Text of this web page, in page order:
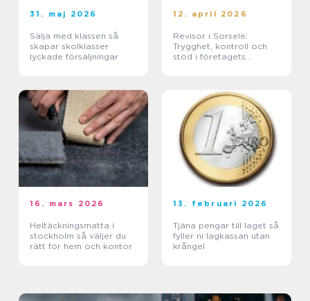
31. maj 2026
Sälja med klassen så
skapar skolklasser
lyckade försäljningar
12. april 2026
Revisor i Sorsele:
Trygghet, kontroll och
stöd i företagets
16. mars 2026
Heltäckningsmatta i
stockholm så väljer du
rätt för hem och kontor
13. februari 2026
Tjäna pengar till laget så
fyller ni lagkassan utan
krångel